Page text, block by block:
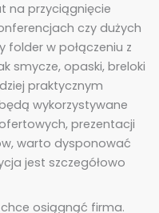
na przyciągnięcie
czy dużych
folder w połączeniu z
smycze, opaski, breloki
praktycznym
wykorzystywane
prezentacji
warto dysponować
jest szczegółowo
chce osiągnąć firma.